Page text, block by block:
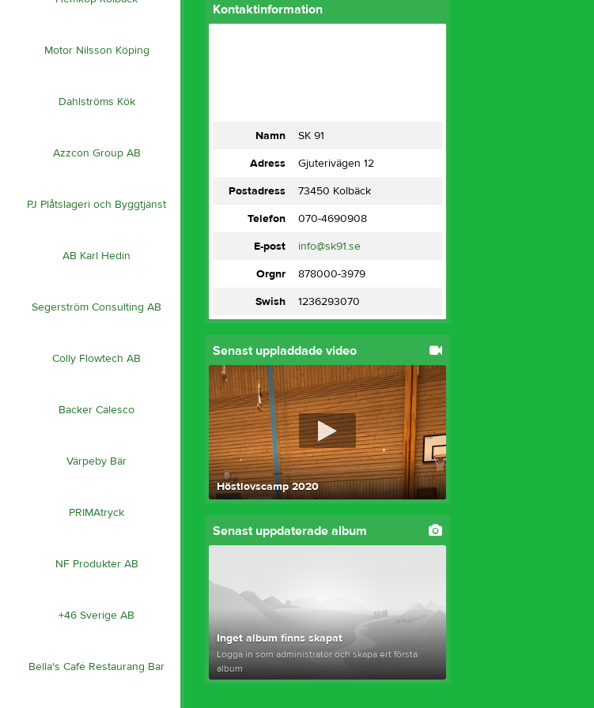
Motor Nilsson Köping
Dahlströms Kök
Azzcon Group AB
PJ Plåtslageri och Byggtjänst
AB Karl Hedin
Segerström Consulting AB
Colly Flowtech AB
Backer Calesco
Värpeby Bär
PRIMAtryck
NF Produkter AB
+46 Sverige AB
Bella's Café Restaurang Bar
Kontaktinformation
Namn
SK 91
Adress
Gjuterivägen 12
Postadress
73450 Kolbäck
Telefon
070-4690908
E-post
info@sk91.se
Orgnr
878000-3979
Swish
1236293070
Senast uppladdade video
Höstlovscamp 2020
Senast uppdaterade album
Inget album finns skapat
Logga in som administratör och skapa ert första
album